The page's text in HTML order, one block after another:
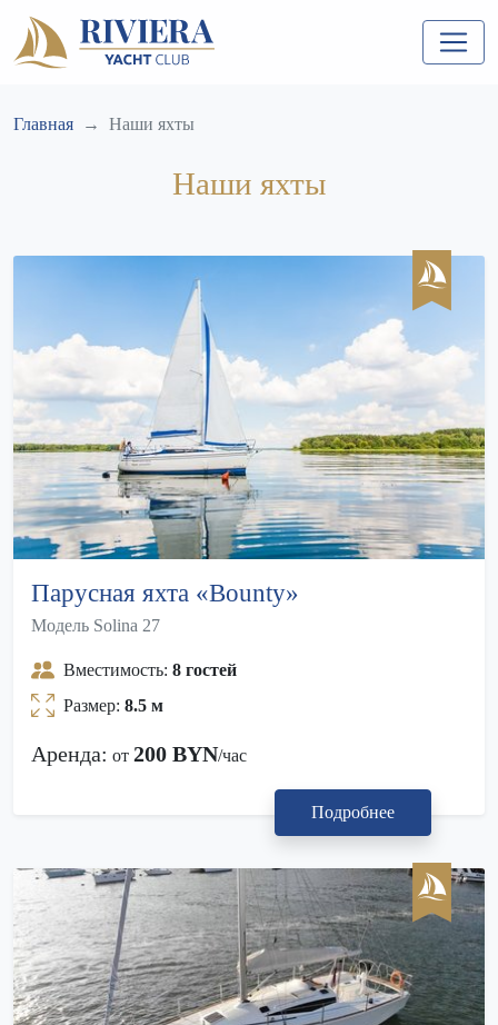
Главная Наши яхты
Наши яхты
Парусная яхта «Bounty»
Модель Solina 27
Вместимость: 8 гостей
Размер: 8.5 м
Аренда: от 200 BYN/час
Подробнее